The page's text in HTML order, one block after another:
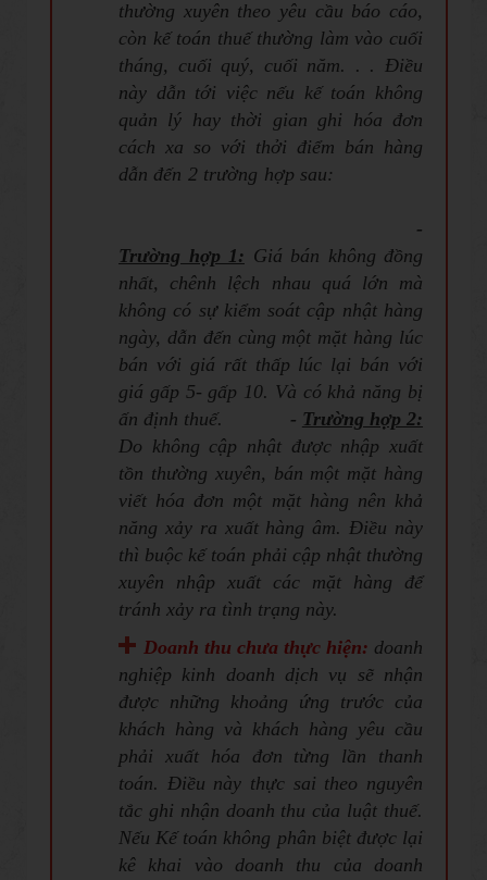
thường xuyên theo yêu cầu báo cáo,
còn kế toán thuế thường làm vào cuối
tháng, cuối quý, cuối năm. . . Điều
này dẫn tới việc nếu kế toán không
quản lý hay thời gian ghi hóa đơn
cách xa so với thởi điểm bán hàng
dẫn đến 2 trường hợp sau:
-
Trường hợp 1: Giá bán không đồng
nhất, chênh lệch nhau quá lớn mà
không có sự kiểm soát cập nhật hàng
ngày, dẫn đến cùng một mặt hàng lúc
bán với giá rất thấp lúc lại bán với
giá gấp 5- gấp 10. Và có khả năng bị
ấn định thuế. - Trường hợp 2:
Do không cập nhật được nhập xuất
tồn thường xuyên, bán một mặt hàng
viết hóa đơn một mặt hàng nên khả
năng xảy ra xuất hàng âm. Điều này
thì buộc kế toán phải cập nhật thường
xuyên nhập xuất các mặt hàng để
tránh xảy ra tình trạng này.
Doanh thu chưa thực hiện: doanh
nghiệp kinh doanh dịch vụ sẽ nhận
được những khoảng ứng trước của
khách hàng và khách hàng yêu cầu
phải xuất hóa đơn từng lần thanh
toán. Điều này thực sai theo nguyên
tắc ghi nhận doanh thu của luật thuế.
Nếu Kế toán không phân biệt được lại
kê khai vào doanh thu của doanh